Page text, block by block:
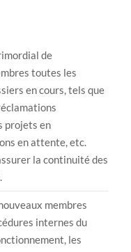
de
toutes les
en cours, tels que
projets en
en attente, etc.
la continuité des
membres
internes du
les